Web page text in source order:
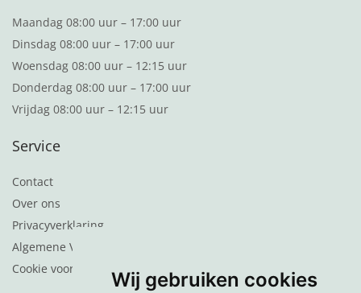
Wij gebruiken cookies
Maandag 08:00 uur – 17:00 uur
Dinsdag 08:00 uur – 17:00 uur
Woensdag 08:00 uur – 12:15 uur
Donderdag 08:00 uur – 17:00 uur
Vrijdag 08:00 uur – 12:15 uur
Service
Contact
Over ons
Privacyverklaring
Algemene Voorwaarden
Cookie voorkeuren